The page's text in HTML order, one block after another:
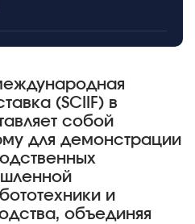
(SCIIF) в
собой
для демонстрации
и
объединяя